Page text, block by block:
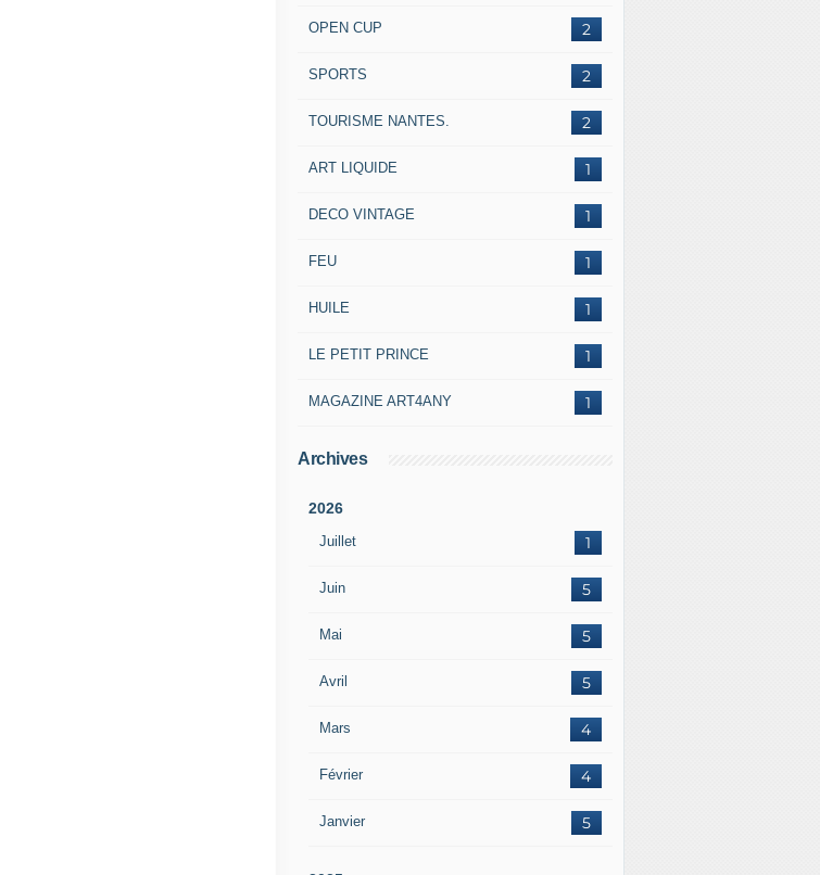
2
OPEN CUP
2
SPORTS
2
TOURISME NANTES.
1
ART LIQUIDE
1
DECO VINTAGE
1
FEU
1
HUILE
1
LE PETIT PRINCE
1
MAGAZINE ART4ANY
Archives
2026
Juillet 1
Juin 5
Mai 5
Avril 5
Mars 4
Février 4
Janvier 5